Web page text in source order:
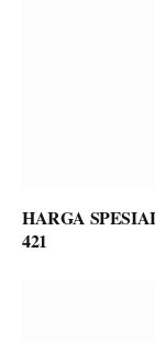
HARGA
421